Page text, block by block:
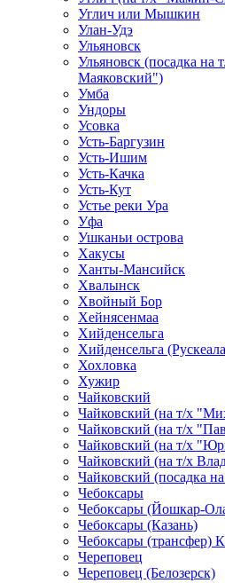
Углич или Мышкин
Улан-Удэ
Ульяновск
Ульяновск (посадка на
Маяковский")
Умба
Ундоры
Усовка
Усть-Баргузин
Усть-Ишим
Усть-Качка
Усть-Кут
Устье реки Ура
Уфа
Ушканьи острова
Хакусы
Ханты-Мансийск
Хвалынск
Хвойный Бор
Хейнясенмаа
Хийденсельга
Хийденсельга
Хохловка
Хужир
Чайковский
Чайковский (на т/х
Чайковский (на т/х
Чайковский (на т/х
Чайковский (на т/х
Чайковский (посадка
Чебоксары
Чебоксары (Йошкар-
Чебоксары (Казань)
Чебоксары (трансфер)
Череповец
Череповец (Белозерск)